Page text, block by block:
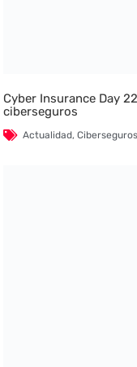
Cyber Insurance Day
ciberseguros
Actualidad,